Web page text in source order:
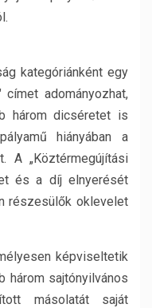
kategóriánként egy
címet adományozhat,
három dicséretet is
hiányában a
A „Köztérmegújítási
és a díj elnyerését
részesülők oklevelet
képviseltetik
három sajtónyilvános
másolatát saját